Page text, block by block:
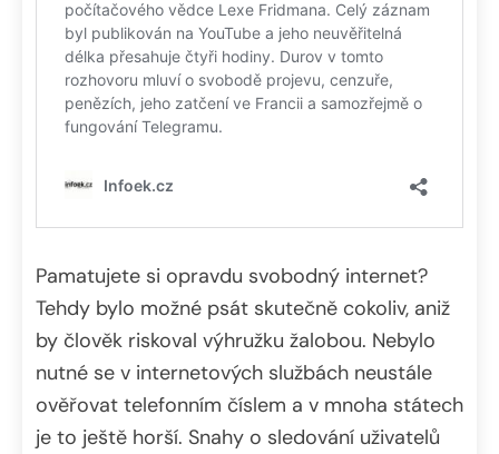
Pamatujete si opravdu svobodný internet?
Tehdy bylo možné psát skutečně cokoliv, aniž
by člověk riskoval výhružku žalobou. Nebylo
nutné se v internetových službách neustále
ověřovat telefonním číslem a v mnoha státech
je to ještě horší. Snahy o sledování uživatelů